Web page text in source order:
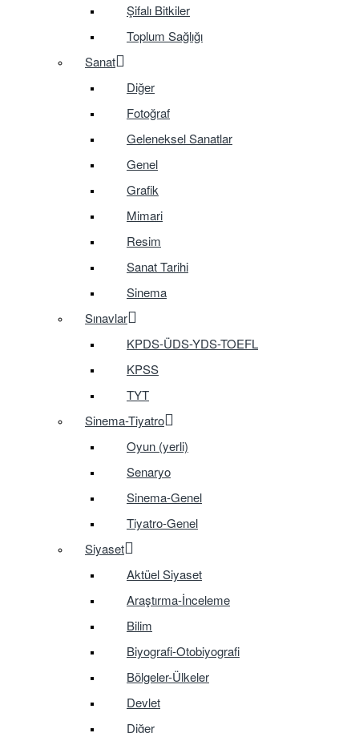
Şifalı Bitkiler
Toplum Sağlığı
Sanat
Diğer
Fotoğraf
Geleneksel Sanatlar
Genel
Grafik
Mimari
Resim
Sanat Tarihi
Sinema
Sınavlar
KPDS-ÜDS-YDS-TOEFL
KPSS
TYT
Sinema-Tiyatro
Oyun (yerli)
Senaryo
Sinema-Genel
Tiyatro-Genel
Siyaset
Aktüel Siyaset
Araştırma-İnceleme
Bilim
Biyografi-Otobiyografi
Bölgeler-Ülkeler
Devlet
Diğer